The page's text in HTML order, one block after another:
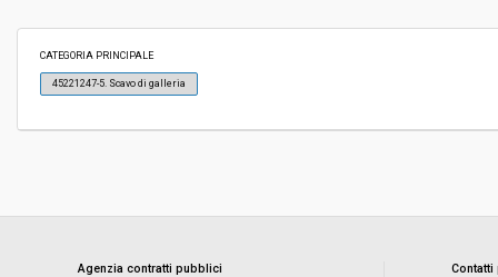
CATEGORIA PRINCIPALE
45221247-5. Scavo di galleria
Agenzia contratti pubblici